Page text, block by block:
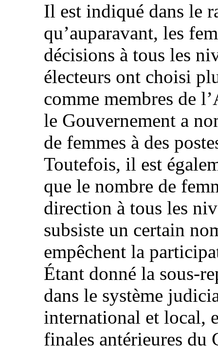
Il est indiqué dans le
qu’auparavant, les
décisions à tous les
électeurs ont choisi
comme membres de
le Gouvernement a
de femmes à des
Toutefois, il est
que le nombre de
direction à tous les
subsiste un certain
empêchent la
Étant donné la sous-
dans le système
international et local,
finales antérieures